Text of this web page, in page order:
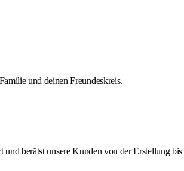
und deinen Freundeskreis.
berätst unsere Kunden von der Erstellung